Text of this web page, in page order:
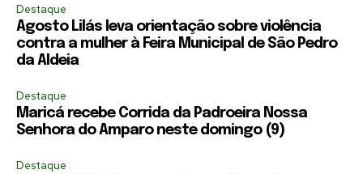
Destaque
Agosto Lilás leva orientação sobre violência
contra a mulher à Feira Municipal de São Pedro
da Aldeia
Destaque
Maricá recebe Corrida da Padroeira Nossa
Senhora do Amparo neste domingo (9)
Destaque